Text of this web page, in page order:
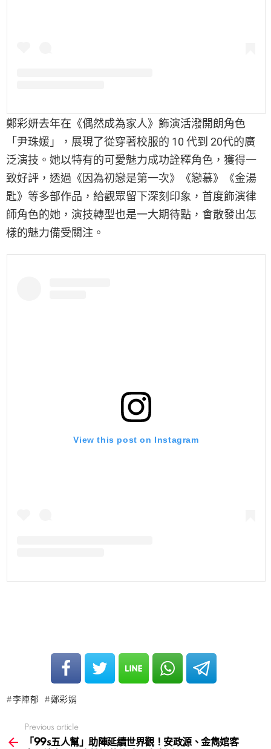
鄭彩妍去年在《偶然成為家人》飾演活潑開朗角色
「尹珠媛」，展現了從穿著校服的 10 代到 20代的廣
泛演技。她以特有的可愛魅力成功詮釋角色，獲得一
致好評，透過《因為初戀是第一次》《戀慕》《金湯
匙》等多部作品，給觀眾留下深刻印象，首度飾演律
師角色的她，演技轉型也是一大期待點，會散發出怎
樣的魅力備受關注。
View this post on Instagram
李陣郁 鄭彩娟
more
Previous article
「99s五人幫」助陣延續世界觀！安政源、金雋婠客